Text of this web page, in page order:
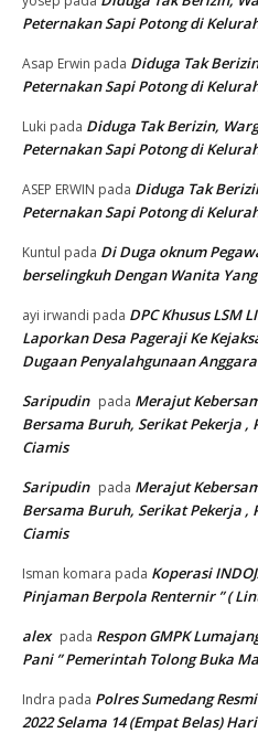
Peternakan Sapi Potong di
Asap Erwin pada Diduga Tak
Peternakan Sapi Potong di
Luki pada Diduga Tak Berizin,
Peternakan Sapi Potong di
ASEP ERWIN pada Diduga Tak
Peternakan Sapi Potong di
Kuntul pada Di Duga oknum
berselingkuh Dengan Wanita
ayi irwandi pada DPC Khusus LSM
Laporkan Desa Pageraji Ke
Dugaan Penyalahgunaan
Saripudin pada Merajut
Bersama Buruh, Serikat Pekerja ,
Ciamis
Saripudin pada Merajut
Bersama Buruh, Serikat Pekerja ,
Ciamis
Isman komara pada Koperasi
Pinjaman Berpola Renternir ” (
alex pada Respon GMPK
Pani ” Pemerintah Tolong Buka
Indra pada Polres Sumedang
2022 Selama 14 (Empat Belas) Hari